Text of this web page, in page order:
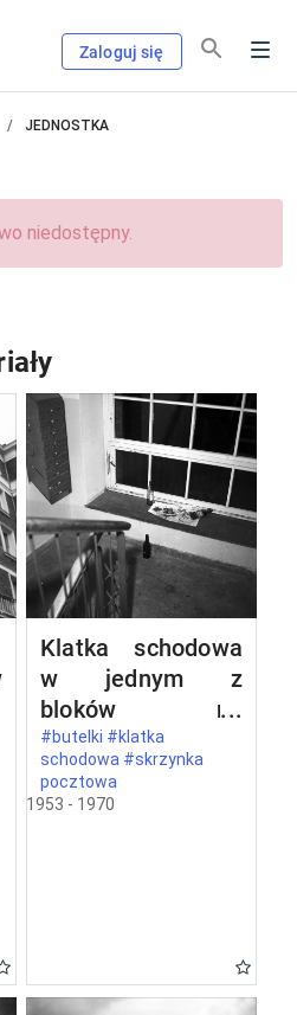
Zaloguj się
JEDNOSTKA
niedostępny.
Klatka schodowa
w jednym z
bloków na
Mokotowie
#butelki #klatka
schodowa #skrzynka
pocztowa
1953 - 1970